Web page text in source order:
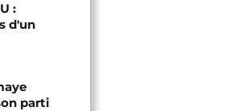
:
d'un
parti